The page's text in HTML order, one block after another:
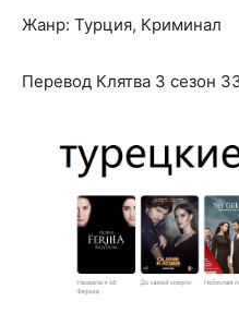
Жанр: Турция, Криминал
Перевод Клятва 3 сезон